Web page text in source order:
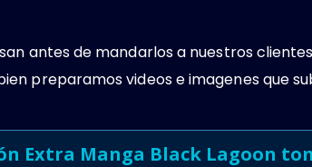
antes de mandarlos a nuestros
preparamos videos e imagenes que
Extra Manga Black Lagoon